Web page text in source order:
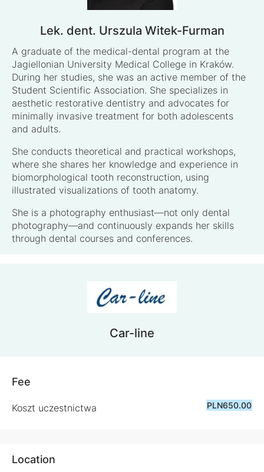
Lek. dent. Urszula Witek-Furman
A graduate of the medical-dental program at the
Jagiellonian University Medical College in Kraków.
During her studies, she was an active member of the
Student Scientific Association. She specializes in
aesthetic restorative dentistry and advocates for
minimally invasive treatment for both adolescents
and adults.
She conducts theoretical and practical workshops,
where she shares her knowledge and experience in
biomorphological tooth reconstruction, using
illustrated visualizations of tooth anatomy.
She is a photography enthusiast—not only dental
photography—and continuously expands her skills
through dental courses and conferences.
Car-line
Fee
Koszt uczestnictwa PLN650.00
Location